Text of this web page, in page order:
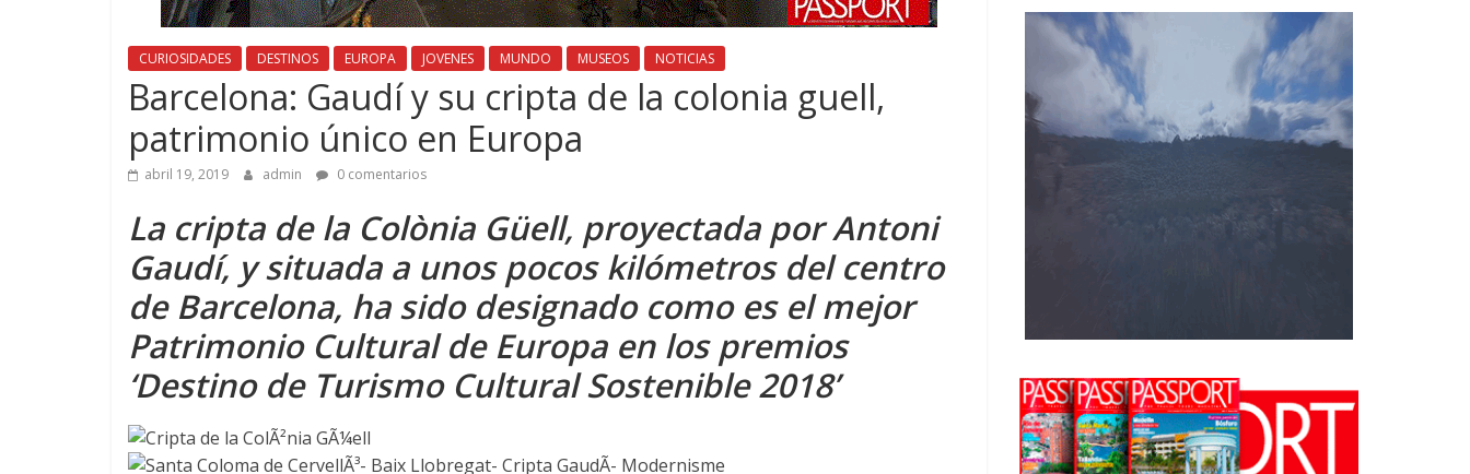
CURIOSIDADES DESTINOS EUROPA JOVENES MUNDO MUSEOS NOTICIAS
Barcelona: Gaudí y su cripta de la colonia guell,
patrimonio único en Europa
abril 19, 2019 admin 0 comentarios
La cripta de la Colònia Güell, proyectada por Antoni
Gaudí, y situada a unos pocos kilómetros del centro
de Barcelona, ha sido designado como es el mejor
Patrimonio Cultural de Europa en los premios
‘Destino de Turismo Cultural Sostenible 2018’